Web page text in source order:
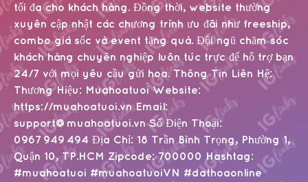
tối đa cho khách hàng. Đồng thời, website thường
xuyên cập nhật các chương trình ưu đãi như freeship,
combo giá sốc và event tặng quà. Đội ngũ chăm sóc
khách hàng chuyên nghiệp luôn túc trực để hỗ trợ bạn
24/7 với mọi yêu cầu gửi hoa. Thông Tin Liên Hệ:
Thương Hiệu: Muahoatuoi Website:
https://muahoatuoi.vn Email:
support@muahoatuoi.vn Số Điện Thoại:
0967 949 494 Địa Chỉ: 18 Trần Bình Trọng, Phường 1,
Quận 10, TP.HCM Zipcode: 700000 Hashtag:
#muahoatuoi #muahoatuoiVN #dathoaonline